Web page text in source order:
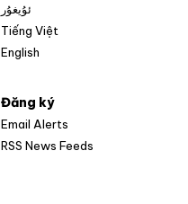
ئۇيغۇر
Tiếng Việt
English
Đăng ký
Email Alerts
RSS News Feeds